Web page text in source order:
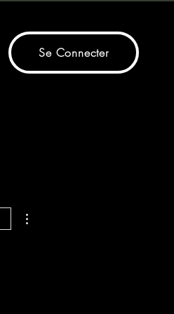
Se Connecter